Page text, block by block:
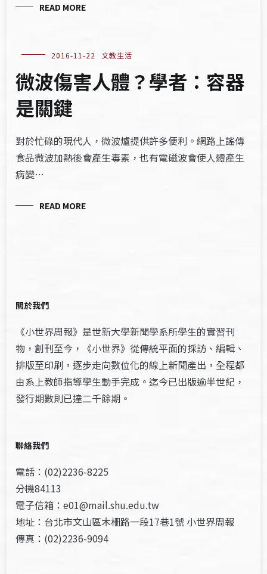
READ MORE
2016-11-22 文教生活
微波傷害人體？學者：容器
是關鍵
對於忙碌的現代人，微波爐提供許多便利。網路上謠傳
食品微波加熱後會產生毒素，也有電磁波會使人體產生
病變…
READ MORE
關於我們
《小世界周報》是世新大學新聞學系所學生的實習刊
物，創刊至今，《小世界》從傳統平面的採訪、編輯、
排版至印刷，逐步走向數位化的線上新聞產出，全程都
由系上教師指導學生動手完成。迄今已出版逾半世紀，
發行期數則已達二千餘期。
聯絡我們
電話：(02)2236-8225
分機84113
電子信箱：e01@mail.shu.edu.tw
地址：台北市文山區木柵路一段17巷1號 小世界周報
傳真：(02)2236-9094